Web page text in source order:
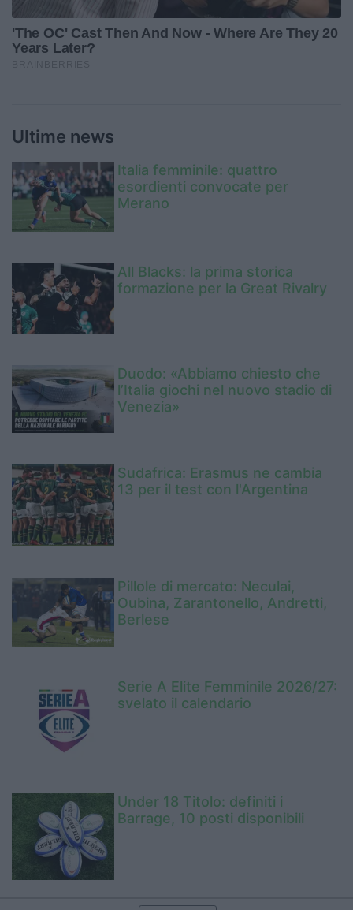
Ultime news
Italia femminile: quattro
esordienti convocate per
Merano
All Blacks: la prima storica
formazione per la Great Rivalry
Duodo: «Abbiamo chiesto che
l’Italia giochi nel nuovo stadio di
Venezia»
Sudafrica: Erasmus ne cambia
13 per il test con l'Argentina
Pillole di mercato: Neculai,
Oubina, Zarantonello, Andretti,
Berlese
Serie A Elite Femminile 2026/27:
svelato il calendario
Under 18 Titolo: definiti i
Barrage, 10 posti disponibili